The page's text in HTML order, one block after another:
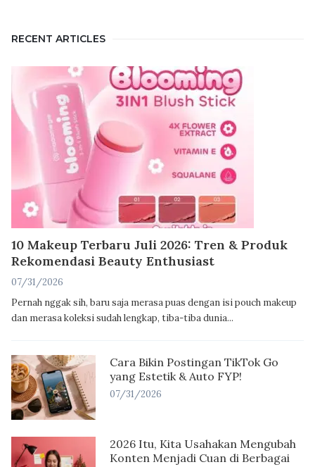
RECENT ARTICLES
10 Makeup Terbaru Juli 2026: Tren & Produk
Rekomendasi Beauty Enthusiast
07/31/2026
Pernah nggak sih, baru saja merasa puas dengan isi pouch makeup
dan merasa koleksi sudah lengkap, tiba-tiba dunia...
Cara Bikin Postingan TikTok Go
yang Estetik & Auto FYP!
07/31/2026
2026 Itu, Kita Usahakan Mengubah
Konten Menjadi Cuan di Berbagai